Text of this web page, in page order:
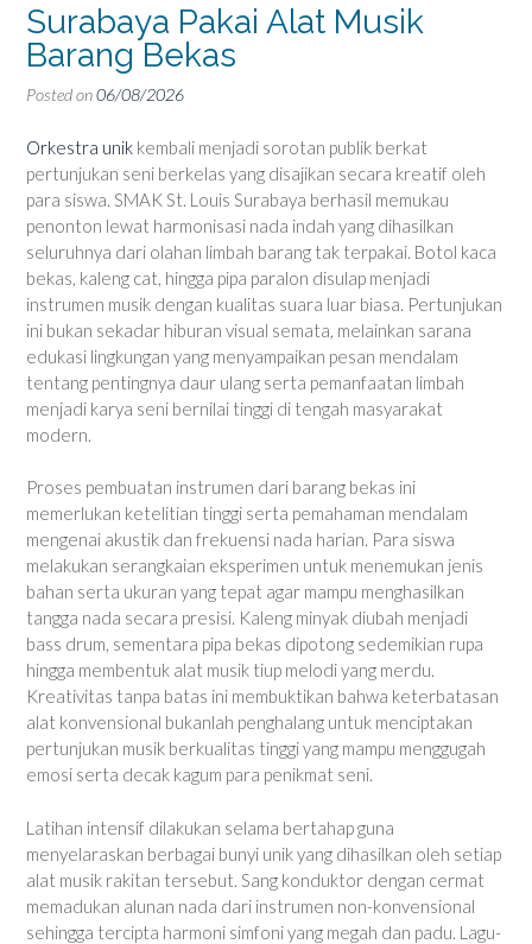
Surabaya Pakai Alat Musik
Barang Bekas
Posted on06/08/2026
Orkestra unik kembali menjadi sorotan publik berkat
pertunjukan seni berkelas yang disajikan secara kreatif oleh
para siswa. SMAK St. Louis Surabaya berhasil memukau
penonton lewat harmonisasi nada indah yang dihasilkan
seluruhnya dari olahan limbah barang tak terpakai. Botol kaca
bekas, kaleng cat, hingga pipa paralon disulap menjadi
instrumen musik dengan kualitas suara luar biasa. Pertunjukan
ini bukan sekadar hiburan visual semata, melainkan sarana
edukasi lingkungan yang menyampaikan pesan mendalam
tentang pentingnya daur ulang serta pemanfaatan limbah
menjadi karya seni bernilai tinggi di tengah masyarakat
modern.
Proses pembuatan instrumen dari barang bekas ini
memerlukan ketelitian tinggi serta pemahaman mendalam
mengenai akustik dan frekuensi nada harian. Para siswa
melakukan serangkaian eksperimen untuk menemukan jenis
bahan serta ukuran yang tepat agar mampu menghasilkan
tangga nada secara presisi. Kaleng minyak diubah menjadi
bass drum, sementara pipa bekas dipotong sedemikian rupa
hingga membentuk alat musik tiup melodi yang merdu.
Kreativitas tanpa batas ini membuktikan bahwa keterbatasan
alat konvensional bukanlah penghalang untuk menciptakan
pertunjukan musik berkualitas tinggi yang mampu menggugah
emosi serta decak kagum para penikmat seni.
Latihan intensif dilakukan selama bertahap guna
menyelaraskan berbagai bunyi unik yang dihasilkan oleh setiap
alat musik rakitan tersebut. Sang konduktor dengan cermat
memadukan alunan nada dari instrumen non-konvensional
sehingga tercipta harmoni simfoni yang megah dan padu. Lagu-